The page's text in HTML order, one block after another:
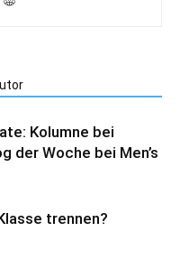
Kolumne bei
der Woche bei Men’s
trennen?